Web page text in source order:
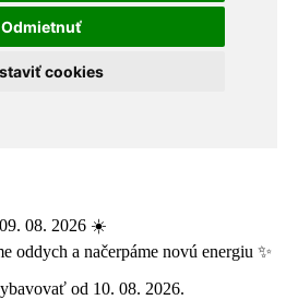
Odmietnuť
cookies
08. 2026 ☀️
oddych a načerpáme novú energiu ✨
od 10. 08. 2026.